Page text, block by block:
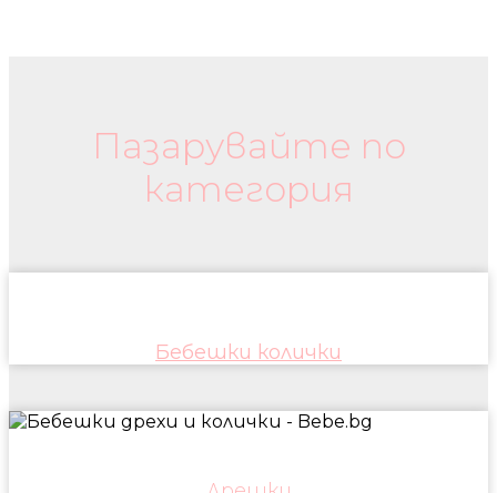
Пазарувайте по
категория
Бебешки колички